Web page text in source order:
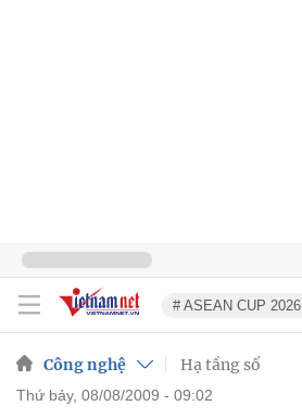
# ASEAN CUP 2026
Công nghệ Hạ tầng số
thứ bảy, 08/08/2009 - 09:02